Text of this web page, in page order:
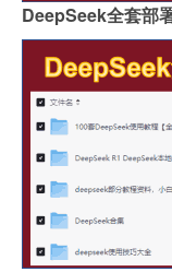
岩板背面没有品牌标
广州岩板生产企业
岩板可以包横梁吗图
广州进口岩板厂商有
岩板和地板哪个质量
成都超薄岩板费用高吗
DeepSeek全套部